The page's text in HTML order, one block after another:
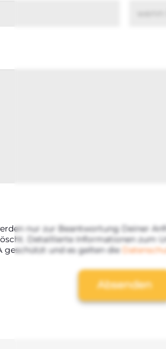
nur zur Beant­wor­tung Dei­ner
Detail­lier­te Infor­ma­tio­nen zum
geschützt und es gel­ten die